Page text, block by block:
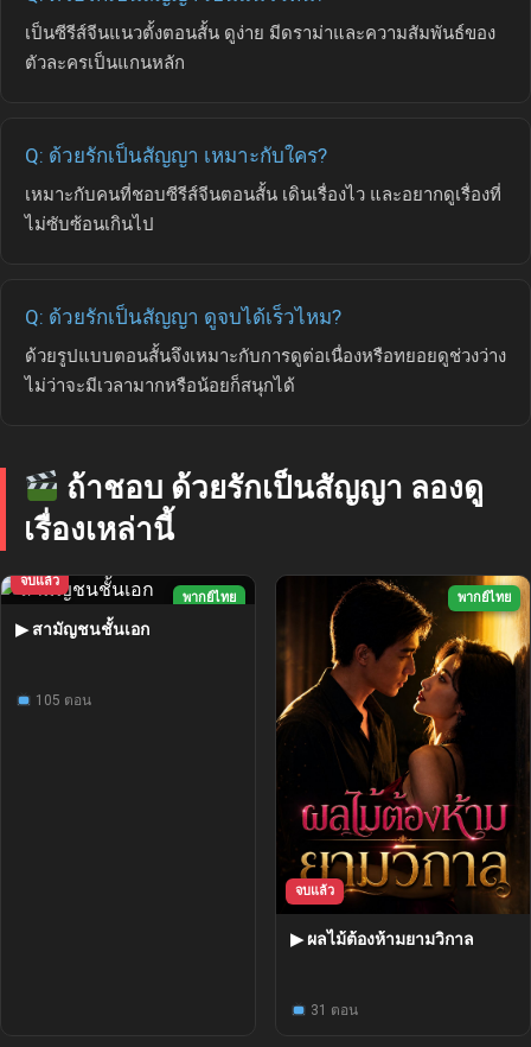
เป็นซีรีส์จีนแนวตั้งตอนสั้น ดูง่าย มีดราม่าและความสัมพันธ์ของ
ตัวละครเป็นแกนหลัก
Q: ด้วยรักเป็นสัญญา เหมาะกับใคร?
เหมาะกับคนที่ชอบซีรีส์จีนตอนสั้น เดินเรื่องไว และอยากดูเรื่องที่
ไม่ซับซ้อนเกินไป
Q: ด้วยรักเป็นสัญญา ดูจบได้เร็วไหม?
ด้วยรูปแบบตอนสั้นจึงเหมาะกับการดูต่อเนื่องหรือทยอยดูช่วงว่าง
ไม่ว่าจะมีเวลามากหรือน้อยก็สนุกได้
ถ้าชอบ ด้วยรักเป็นสัญญา ลองดู
เรื่องเหล่านี้
พากย์ไทย
จบแล้ว
▶ สามัญชนชั้นเอก
105 ตอน
พากย์ไทย
จบแล้ว
▶ ผลไม้ต้องห้ามยามวิกาล
31 ตอน